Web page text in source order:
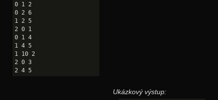
0 1 2
0 2 6
1 2 5
2 0 1
0 1 4
1 4 5
1 10 2
2 0 3
2 4 5
Ukázkový výstup: